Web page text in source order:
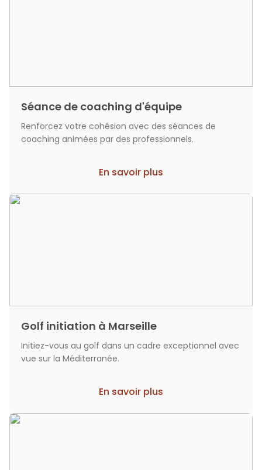
Séance de coaching d'équipe
Renforcez votre cohésion avec des séances de
coaching animées par des professionnels.
En savoir plus
Golf initiation à Marseille
Initiez-vous au golf dans un cadre exceptionnel avec
vue sur la Méditerranée.
En savoir plus